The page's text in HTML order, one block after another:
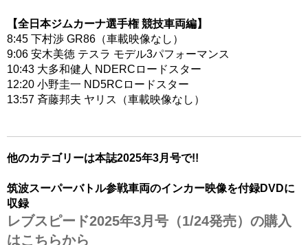
【全日本ジムカーナ選手権 競技車両編】
8:45 下村渉 GR86（車載映像なし）
9:06 安木美徳 テスラ モデル3パフォーマンス
10:43 大多和健人 NDERCロードスター
12:20 小野圭一 ND5RCロードスター
13:57 斉藤邦夫 ヤリス（車載映像なし）
他のカテゴリーは本誌2025年3月号で!!
筑波スーパーバトル参戦車両のインカー映像を付録DVDに
収録
レブスピード2025年3月号（1/24発売）の購入
はこちらから